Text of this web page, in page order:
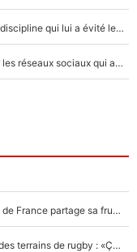
F1 - Lewis Hamilton victime de harcèlement, la discipline qui lui a évité le pire : «J'aurais probablement mal tourné»
Lewis Hamilton : Le talent inattendu dévoilé sur les réseaux sociaux qui a impressionné Kim Kardashian pendant leurs vacances en amoureux !
Mis de côté par Fabien Galthié, un joueur du XV de France partage sa frustration : «ils ne me l’ont pas dit tout de suite»
La raison d'être de Matthieu Jalibert en dehors des terrains de rugby : «Ça m'atteint autant que si tu touches à un membre de ma famille»